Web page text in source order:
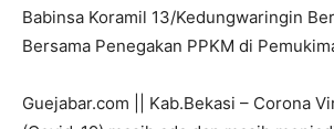
Babinsa Koramil 13/Kedungwaringin
Bersama Penegakan PPKM di
Guejabar.com || Kab.Bekasi – Corona